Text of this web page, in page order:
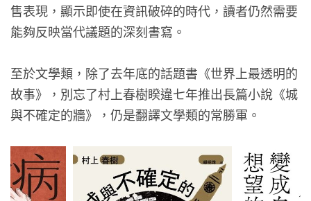
售表現，顯示即使在資訊破碎的時代，讀者仍然需要
能夠反映當代議題的深刻書寫。
至於文學類，除了去年底的話題書《世界上最透明的
故事》，別忘了村上春樹睽違七年推出長篇小說《城
與不確定的牆》，仍是翻譯文學類的常勝軍。